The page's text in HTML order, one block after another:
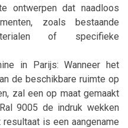
ontwerpen dat naadloos
zoals bestaande
of specifieke
in Parijs: Wanneer het
de beschikbare ruimte op
zal een op maat gemaakt
9005 de indruk wekken
is een aangename